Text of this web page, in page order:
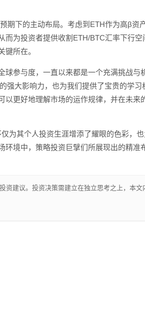
期下的主动布局。考虑到ETH作为高β资
而为投资者提供收割ETH/BTC汇率下行空
所在。
参与度，一直以来都是一个充满挑战与
强大影响力，也为我们提供了宝贵的学习
更好地理解市场的运作规律，并在未来
为其个人投资生涯增添了耀眼的色彩，
环境中，策略投资巨擘们所展现出的精准
资建议。投资决策需建立在独立思考之上，本文